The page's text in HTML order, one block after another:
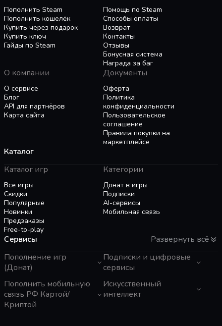
Пополнить Steam
Пополнить кошелёк
Купить через подарок
Купить ключ
Гайды по Steam
Помощь по Steam
Способы оплаты
Возврат
Контакты
Отзывы
Бонусная система
Награда за баг
О компании
О сервисе
Блог
API для партнёров
Карта сайта
Документы
Оферта
Политика
конфиденциальности
Пользовательское
соглашение
Правила покупки на
маркетплейсе
Каталог
Каталог игр
Все игры
Скидки
Популярные
Новинки
Предзаказы
Free-to-play
Категории
Донат в игры
Подписки
AI-сервисы
Мобильная связь
Сервисы
Развернуть всё
Пополнение игр
(Донат)
GTA 6
Пополнение Steam
Roblox
Genshin Impact
Подписки и цифровые
сервисы
Telegram Звезды
Apple ID
Пополнить мобильную
связь РФ Картой/
Криптой
Искусственный
интеллект